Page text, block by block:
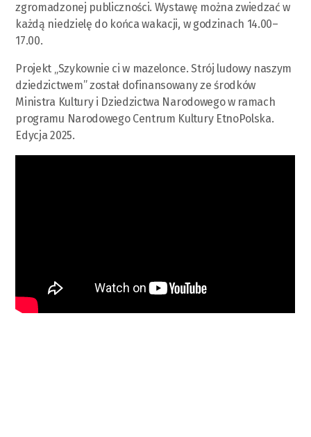
zgromadzonej publiczności. Wystawę można zwiedzać w
każdą niedzielę do końca wakacji, w godzinach 14.00–
17.00.
Projekt „Szykownie ci w mazelonce. Strój ludowy naszym
dziedzictwem” został dofinansowany ze środków
Ministra Kultury i Dziedzictwa Narodowego w ramach
programu Narodowego Centrum Kultury EtnoPolska.
Edycja 2025.